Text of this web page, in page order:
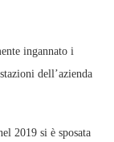
ingannato i
dell’azienda
2019 si è sposata